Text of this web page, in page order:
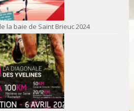
la baie de Saint Brieuc 2024